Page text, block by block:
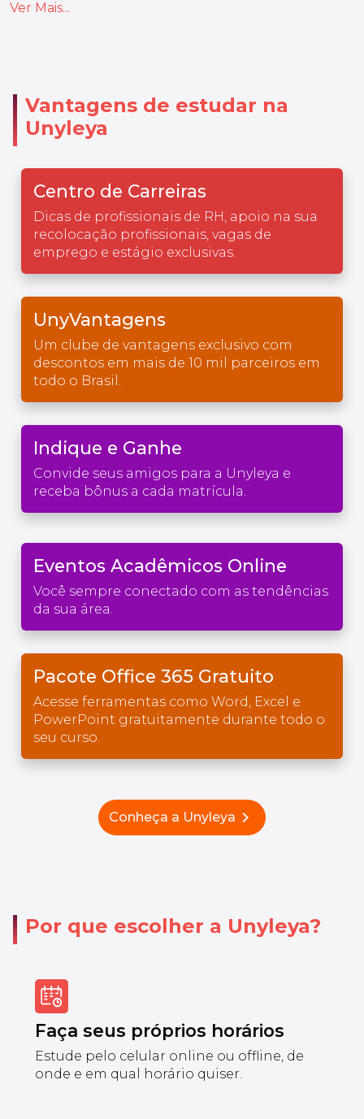
Ver Mais...
Vantagens de estudar na
Unyleya
Centro de Carreiras
Dicas de profissionais de RH, apoio na sua
recolocação profissionais, vagas de
emprego e estágio exclusivas.
UnyVantagens
Um clube de vantagens exclusivo com
descontos em mais de 10 mil parceiros em
todo o Brasil.
Indique e Ganhe
Convide seus amigos para a Unyleya e
receba bônus a cada matrícula.
Eventos Acadêmicos Online
Você sempre conectado com as tendências
da sua área.
Pacote Office 365 Gratuito
Acesse ferramentas como Word, Excel e
PowerPoint gratuitamente durante todo o
seu curso.
Conheça a Unyleya chevron_right
Por que escolher a Unyleya?
Faça seus próprios horários
Estude pelo celular online ou offline, de
onde e em qual horário quiser.